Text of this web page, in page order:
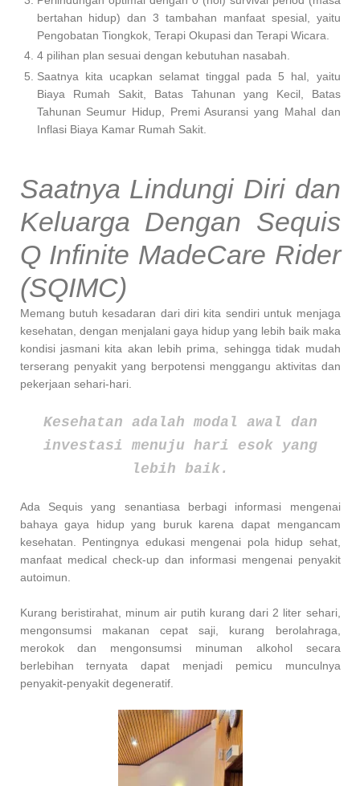
bertahan hidup) dan 3 tambahan manfaat spesial, yaitu
Pengobatan Tiongkok, Terapi Okupasi dan Terapi Wicara.
4 pilihan plan sesuai dengan kebutuhan nasabah.
Saatnya kita ucapkan selamat tinggal pada 5 hal, yaitu
Biaya Rumah Sakit, Batas Tahunan yang Kecil, Batas
Tahunan Seumur Hidup, Premi Asuransi yang Mahal dan
Inflasi Biaya Kamar Rumah Sakit.
Saatnya Lindungi Diri dan
Keluarga Dengan Sequis
Q Infinite MadeCare Rider
(SQIMC)
Memang butuh kesadaran dari diri kita sendiri untuk menjaga
kesehatan, dengan menjalani gaya hidup yang lebih baik maka
kondisi jasmani kita akan lebih prima, sehingga tidak mudah
terserang penyakit yang berpotensi menggangu aktivitas dan
pekerjaan sehari-hari.
Kesehatan adalah modal awal dan
investasi menuju hari esok yang
lebih baik.
Ada Sequis yang senantiasa berbagi informasi mengenai
bahaya gaya hidup yang buruk karena dapat mengancam
kesehatan. Pentingnya edukasi mengenai pola hidup sehat,
manfaat medical check-up dan informasi mengenai penyakit
autoimun.
Kurang beristirahat, minum air putih kurang dari 2 liter sehari,
mengonsumsi makanan cepat saji, kurang berolahraga,
merokok dan mengonsumsi minuman alkohol secara
berlebihan ternyata dapat menjadi pemicu munculnya
penyakit-penyakit degeneratif.